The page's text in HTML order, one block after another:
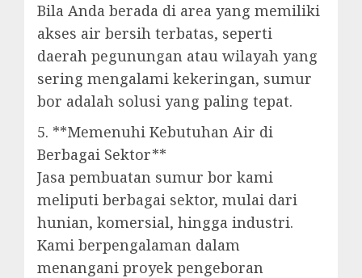
Bila Anda berada di area yang memiliki
akses air bersih terbatas, seperti
daerah pegunungan atau wilayah yang
sering mengalami kekeringan, sumur
bor adalah solusi yang paling tepat.
5. **Memenuhi Kebutuhan Air di
Berbagai Sektor**
Jasa pembuatan sumur bor kami
meliputi berbagai sektor, mulai dari
hunian, komersial, hingga industri.
Kami berpengalaman dalam
menangani proyek pengeboran